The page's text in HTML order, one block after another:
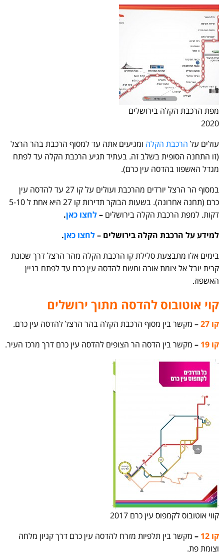
מפת הרכבת הקלה בירושלים
2020
עולים על הרכבת הקלה ומגיעים אתה עד למסוף הרכבת בהר הרצל
(זו התחנה הסופית בשלב זה. בעתיד תגיע הרכבת הקלה עד לפתח
מגדל האשפוז בהדסה עין כרם).
במסוף הר הרצל יורדים מהרכבת ועולים על קו 27 עד להדסה עין
כרם (תחנה אחרונה). בשעות הבוקר תדירות קו 27 היא אחת ל 5-10
דקות. למפת הרכבת הקלה בירושלים –לחצו כאן.
למידע על הרכבת הקלה בירושלים –לחצו כאן.
בימים אלו מתבצעת סלילת קו הרכבת הקלה מהר הרצל דרך שכונת
קרית יובל אל צומת אורה ומשם להדסה עין כרם עד לפתח בניין
האשפוז.
קוי אוטובוס להדסה מתוך ירושלים
קו 27
– מקשר בין מסוף הרכבת הקלה בהר הרצל להדסה עין כרם.
קו 19
– מקשר בין הדסה הר הצופים להדסה עין כרם דרך מרכז העיר.
קווי אוטובוס לקמפוס עין כרם 2017
קו 12
– מקשר בין תלפיות מזרח להדסה עין כרם דרך קניון מלחה
וצומת פת.